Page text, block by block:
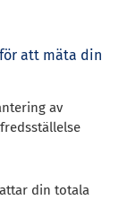
att mäta din
av
din totala